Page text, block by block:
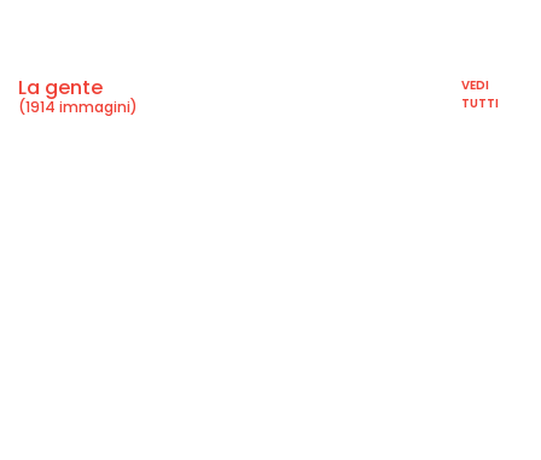
La gente
(1914 immagini)
VEDI
TUTTI